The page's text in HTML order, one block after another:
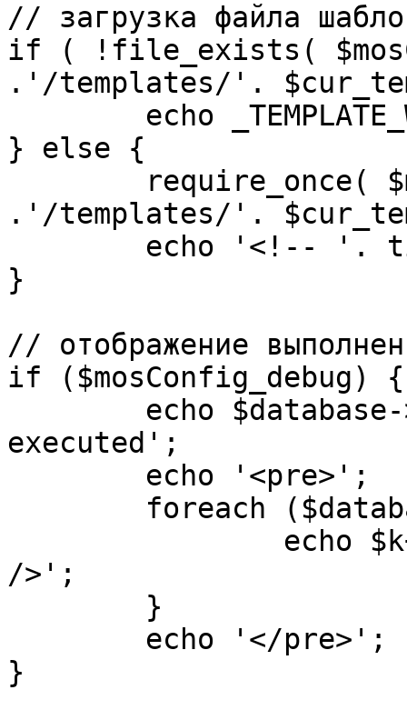
// загрузка файла
if ( !file_exists(
.'/templates/'.
} else {
.'/templates/'.
}
// отображение
if ($mosConfig_debug) {
executed';
/>';
}